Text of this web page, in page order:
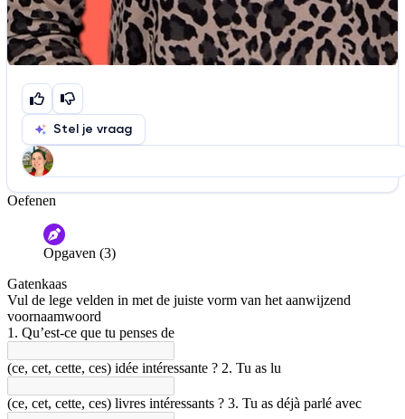
Stel je vraag
Help ons de video te verbeteren
De audio is slecht
Informatie is onjuist
De docent is te langdradig
De uitleg gaat te langzaam
Oefenen
Opgaven (3)
Gatenkaas
Vul de lege velden in met de juiste vorm van het aanwijzend
voornaamwoord
1. Qu’est-ce que tu penses de
(ce, cet, cette, ces) idée intéressante ? 2. Tu as lu
(ce, cet, cette, ces) livres intéressants ? 3. Tu as déjà parlé avec